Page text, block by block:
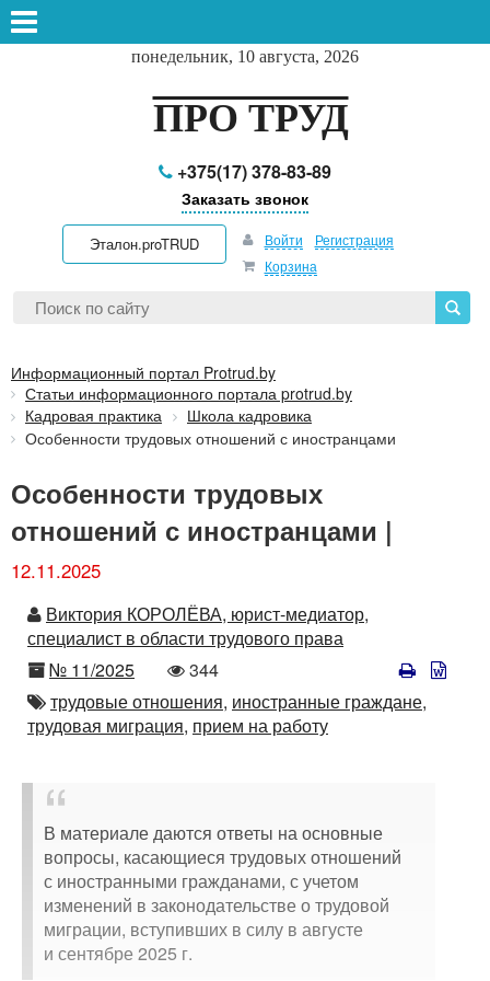
понедельник, 10 августа, 2026
ПРО ТРУД
+375(17) 378-83-89
Заказать звонок
Эталон.proTRUD Войти
Регистрация
Корзина
Информационный портал Protrud.by
Статьи информационного портала protrud.by
Кадровая практика
Школа кадровика
Особенности трудовых отношений с иностранцами
Особенности трудовых
отношений с иностранцами |
12.11.2025
Автор
Виктория КОРОЛЁВА, юрист-медиатор,
специалист в области трудового права
Номер
№ 11/2025
Количество
просмотров
344
Автор
трудовые отношения, иностранные граждане,
трудовая миграция, прием на работу
В материале даются ответы на основные
вопросы, касающиеся трудовых отношений
с иностранными гражданами, с учетом
изменений в законодательстве о трудовой
миграции, вступивших в силу в августе
и сентябре 2025 г.